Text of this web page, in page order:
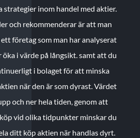
strategier inom handel med aktier.
och rekommenderar är att man
företag som man har analyserat
i värde på långsikt. samt att du
i bolaget för att minska
när den är som dyrast. Värdet
och ner hela tiden, genom att
vid olika tidpunkter minskar du
ditt köp aktien när handlas dyrt.